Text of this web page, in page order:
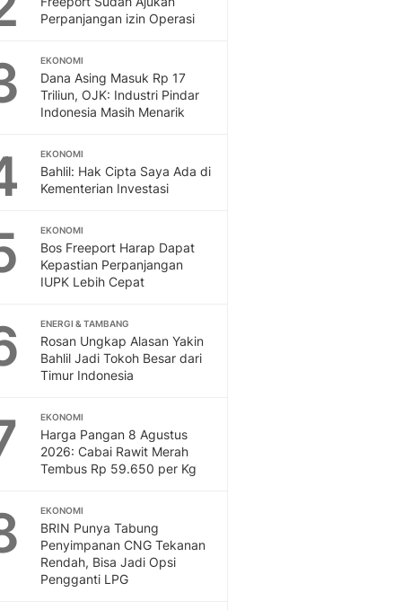
Perpanjangan izin Operasi
EKONOMI
Dana Asing Masuk Rp 17
Triliun, OJK: Industri Pindar
Indonesia Masih Menarik
EKONOMI
Bahlil: Hak Cipta Saya Ada di
Kementerian Investasi
EKONOMI
Bos Freeport Harap Dapat
Kepastian Perpanjangan
IUPK Lebih Cepat
ENERGI & TAMBANG
Rosan Ungkap Alasan Yakin
Bahlil Jadi Tokoh Besar dari
Timur Indonesia
EKONOMI
Harga Pangan 8 Agustus
2026: Cabai Rawit Merah
Tembus Rp 59.650 per Kg
EKONOMI
BRIN Punya Tabung
Penyimpanan CNG Tekanan
Rendah, Bisa Jadi Opsi
Pengganti LPG